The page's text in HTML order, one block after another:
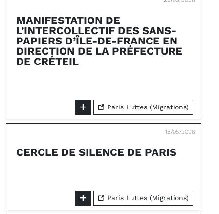
MANIFESTATION DE
L’INTERCOLLECTIF DES SANS-
PAPIERS D’ÎLE-DE-FRANCE EN
DIRECTION DE LA PRÉFECTURE
DE CRÉTEIL
Paris Luttes (Migrations)
15/05/2026
CERCLE DE SILENCE DE PARIS
Paris Luttes (Migrations)